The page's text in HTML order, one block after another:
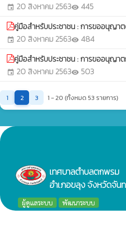
event 20 สิงหาคม 2563visibility 445
คู่มือสําหรับประชาชน : การขออนุญา
event 20 สิงหาคม 2563visibility 484
คู่มือสําหรับประชาชน : การขออนุญา
event 20 สิงหาคม 2563visibility 503
1 2 3 1 - 20 (ทั้งหมด 53 รายการ)
เทศบาลตำบลตกพรม
อำเภอขลุง จังหวัดจัน
ผู้ดูแลระบบ พัฒนาระบบ